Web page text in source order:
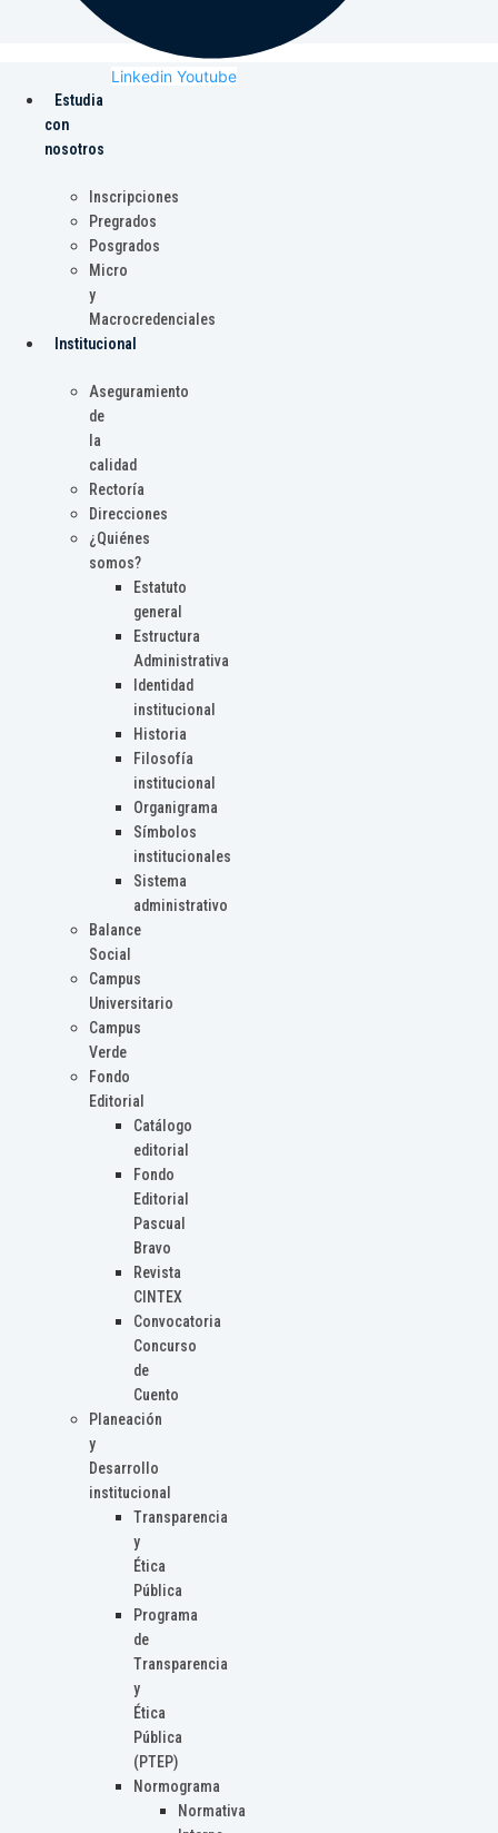
Linkedin Youtube
Estudia
con
nosotros
Inscripciones
Pregrados
Posgrados
Micro
y
Macrocredenciales
Institucional
Aseguramiento
de
la
calidad
Rectoría
Direcciones
¿Quiénes
somos?
Estatuto
general
Estructura
Administrativa
Identidad
institucional
Historia
Filosofía
institucional
Organigrama
Símbolos
institucionales
Sistema
administrativo
Balance
Social
Campus
Universitario
Campus
Verde
Fondo
Editorial
Catálogo
editorial
Fondo
Editorial
Pascual
Bravo
Revista
CINTEX
Convocatoria
Concurso
de
Cuento
Planeación
y
Desarrollo
institucional
Transparencia
y
Ética
Pública
Programa
de
Transparencia
y
Ética
Pública
(PTEP)
Normograma
Normativa